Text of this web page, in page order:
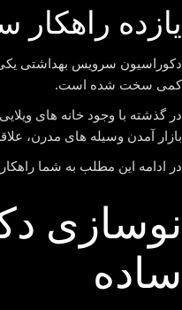
یازده
دکوراسیون سرویس بهداشتی
کمی سخت شده است.
در گذشته با وجود خانه های
بازار آمدن وسیله های مدرن،
در ادامه این مطلب به شما
نوسازی
ساده